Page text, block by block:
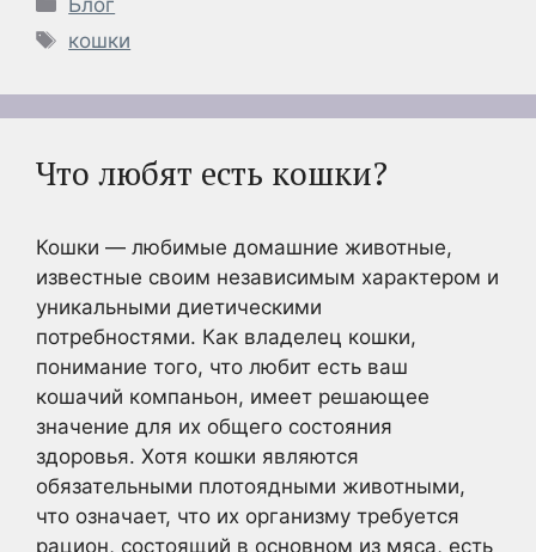
Блог
Метки
кошки
Что любят есть кошки?
Кошки — любимые домашние животные,
известные своим независимым характером и
уникальными диетическими
потребностями. Как владелец кошки,
понимание того, что любит есть ваш
кошачий компаньон, имеет решающее
значение для их общего состояния
здоровья. Хотя кошки являются
обязательными плотоядными животными,
что означает, что их организму требуется
рацион, состоящий в основном из мяса, есть